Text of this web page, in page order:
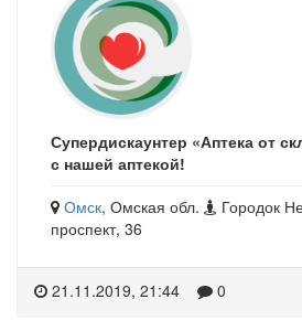
Супердискаунтер «Аптека от
с нашей аптекой!
Омск, Омская обл.
Городок
проспект, 36
21.11.2019, 21:44 0